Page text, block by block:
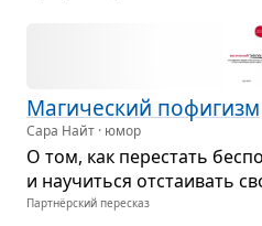
Маги­че­ский пофи­гизм
Сара Найт · юмор
О том, как пере­стать
и научиться отста­и­вать
Партнёрский пересказ